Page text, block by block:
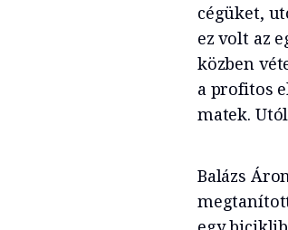
cégüket,
ez volt az
közben
a profitos
matek.
Balázs